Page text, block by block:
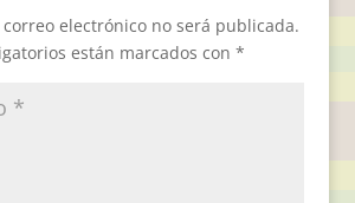
electrónico no será publicada.
están marcados con *